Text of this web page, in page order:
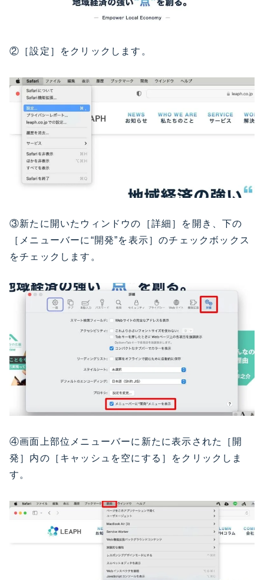
②［設定］をクリックします。
③新たに開いたウィンドウの［詳細］を開き、下の
［メニューバーに“開発”を表示］のチェックボックス
をチェックします。
④画面上部位メニューバーに新たに表示された［開
発］内の［キャッシュを空にする］をクリックしま
す。